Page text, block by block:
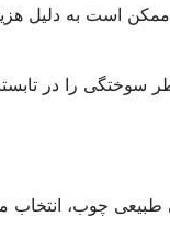
است به دلیل
را در
طبیعی چوب،